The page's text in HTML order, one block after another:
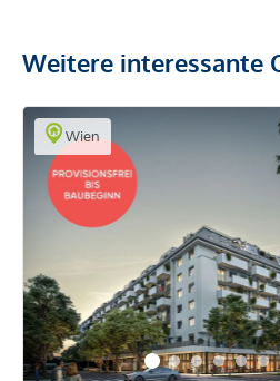
Weitere interessante
Wien